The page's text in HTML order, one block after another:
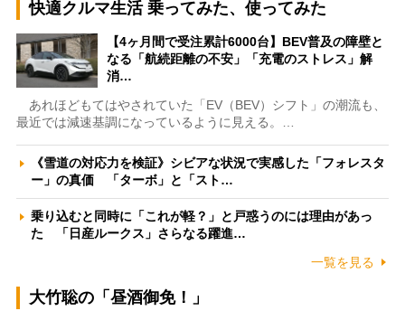
快適クルマ生活 乗ってみた、使ってみた
【4ヶ月間で受注累計6000台】BEV普及の障壁と
なる「航続距離の不安」「充電のストレス」解
消…
あれほどもてはやされていた「EV（BEV）シフト」の潮流も、
最近では減速基調になっているように見える。…
《雪道の対応力を検証》シビアな状況で実感した「フォレスタ
ー」の真価 「ターボ」と「スト…
乗り込むと同時に「これが軽？」と戸惑うのには理由があっ
た 「日産ルークス」さらなる躍進…
一覧を見る
大竹聡の「昼酒御免！」